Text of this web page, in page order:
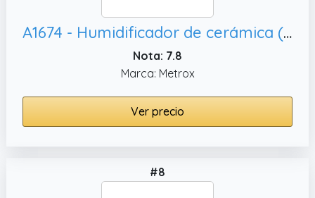
A1674 - Humidificador de cerámica (4 unidades),difusor
Nota: 7.8
Marca: Metrox
Ver precio
#8